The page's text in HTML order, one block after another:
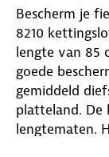
Bescherm je
8210
lengte van 85
goede
gemiddeld
platteland. De
lengtematen.